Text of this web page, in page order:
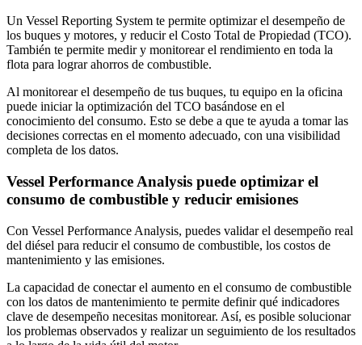
Un Vessel Reporting System te permite optimizar el desempeño de
los buques y motores, y reducir el Costo Total de Propiedad (TCO).
También te permite medir y monitorear el rendimiento en toda la
flota para lograr ahorros de combustible.
Al monitorear el desempeño de tus buques, tu equipo en la oficina
puede iniciar la optimización del TCO basándose en el
conocimiento del consumo. Esto se debe a que te ayuda a tomar las
decisiones correctas en el momento adecuado, con una visibilidad
completa de los datos.
Vessel Performance Analysis puede optimizar el
consumo de combustible y reducir emisiones
Con Vessel Performance Analysis, puedes validar el desempeño real
del diésel para reducir el consumo de combustible, los costos de
mantenimiento y las emisiones.
La capacidad de conectar el aumento en el consumo de combustible
con los datos de mantenimiento te permite definir qué indicadores
clave de desempeño necesitas monitorear. Así, es posible solucionar
los problemas observados y realizar un seguimiento de los resultados